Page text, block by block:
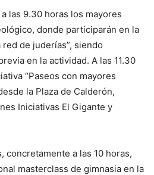
las 9.30 horas los mayores
donde participarán en la
de juderías”, siendo
en la actividad. A las 11.30
“Paseos con mayores
la Plaza de Calderón,
Iniciativas El Gigante y
concretamente a las 10 horas,
masterclass de gimnasia en la